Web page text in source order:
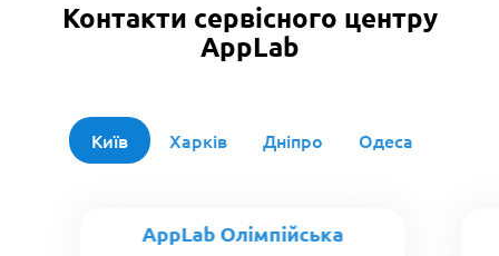
Контакти сервісного центру
AppLab
Київ Харків Дніпро Одеса
AppLab Олімпійська